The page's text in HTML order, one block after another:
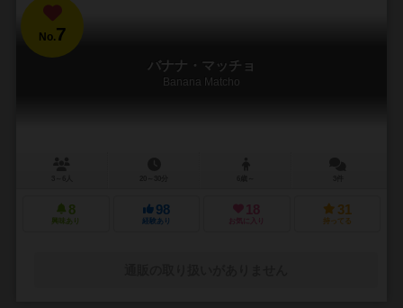
No.7
バナナ・マッチョ
Banana Matcho
8
興味あり
98
経験あり
18
お気に入り
31
持ってる